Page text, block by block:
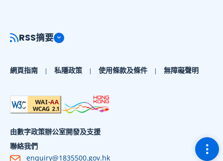
切
RSS摘要
網頁指南 私隱政策 使用條款及條件 無障礙聲明
由數字政策辦公室開發及支援
聯絡我們
enquiry@1835500.gov.hk